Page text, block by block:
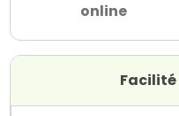
online
Facilité